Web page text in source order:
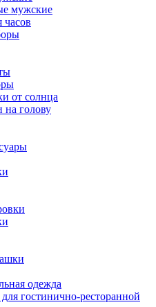
мужские
от солнца
на голову
одежда
гостинично-ресторанной